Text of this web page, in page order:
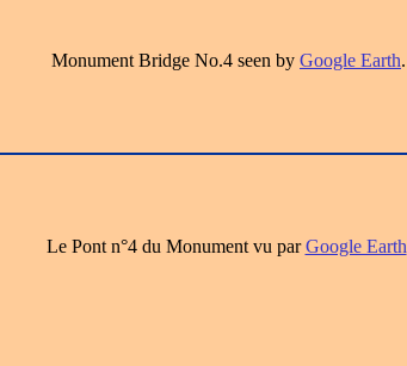
Monument Bridge No.4 seen by Google Earth.
Le Pont n°4 du Monument vu parGoogle Earth